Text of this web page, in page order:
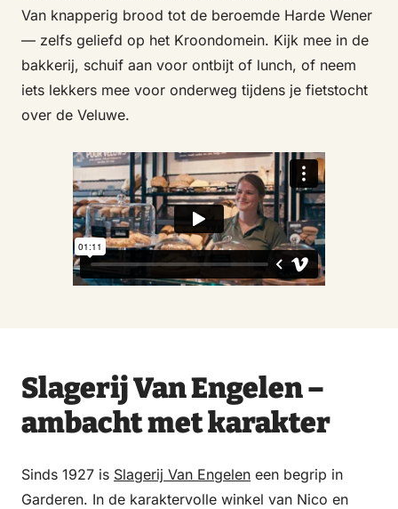
Van knapperig brood tot de beroemde Harde Wener
— zelfs geliefd op het Kroondomein. Kijk mee in de
bakkerij, schuif aan voor ontbijt of lunch, of neem
iets lekkers mee voor onderweg tijdens je fietstocht
over de Veluwe.
Slagerij Van Engelen –
ambacht met karakter
Sinds 1927 is Slagerij Van Engelen een begrip in
Garderen. In de karaktervolle winkel van Nico en